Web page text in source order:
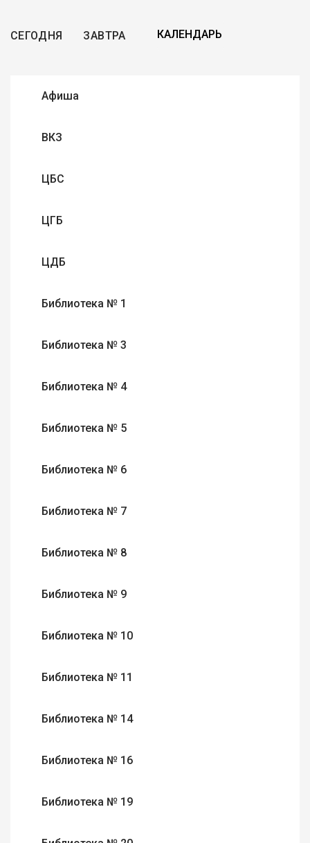
СЕГОДНЯ ЗАВТРА
Афиша
ВКЗ
ЦБС
ЦГБ
ЦДБ
Библиотека № 1
Библиотека № 3
Библиотека № 4
Библиотека № 5
Библиотека № 6
Библиотека № 7
Библиотека № 8
Библиотека № 9
Библиотека № 10
Библиотека № 11
Библиотека № 14
Библиотека № 16
Библиотека № 19